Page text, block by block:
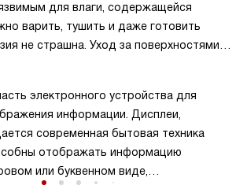
для влаги, содержащейся
варить, тушить и даже готовить
не страшна. Уход за поверхностями
следует лишь избегать абразивных
электронного устройства для
информации. Дисплеи,
современная бытовая техника
отображать информацию
или буквенном виде,